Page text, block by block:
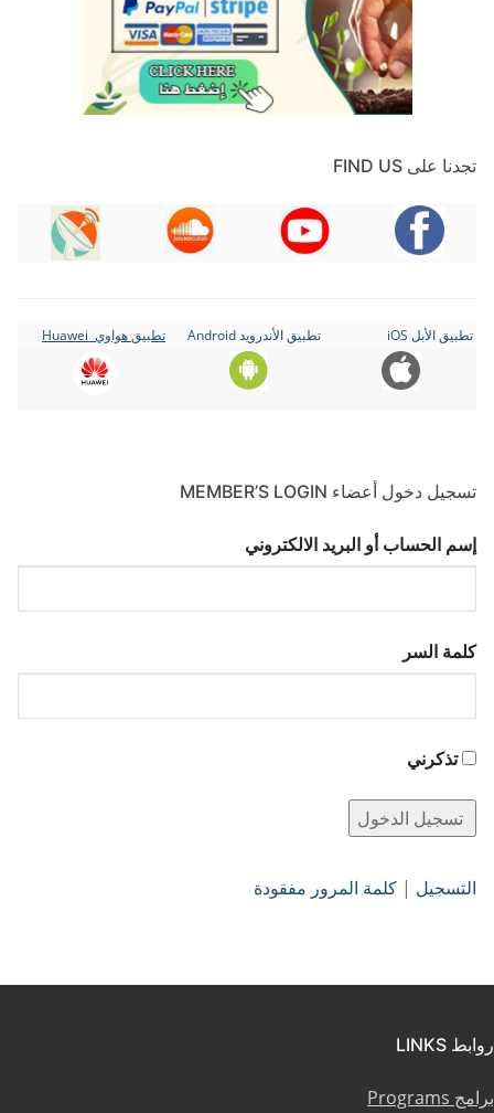
تجدنا على FIND US
تطبيق الأبل iOS تطبيق الأندرويد Android تطبيق هواوي Huawei
تسجيل دخول أعضاء MEMBER’S LOGIN
إسم الحساب أو البريد الالكتروني
كلمة السر
تذكرني
التسجيل | كلمة المرور مفقودة
روابط LINKS
برامج Programs